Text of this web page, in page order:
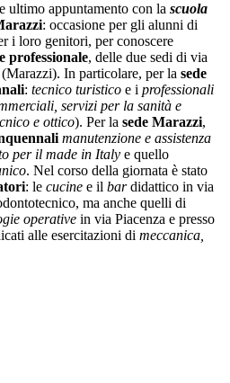
ultimo appuntamento con la scuola
: occasione per gli alunni di
i loro genitori, per conoscere
professionale, delle due sedi di via
In particolare, per la sede
: tecnico turistico e i professionali
servizi per la sanità e
e ottico). Per la sede Marazzi,
manutenzione e assistenza
per il made in Italy e quello
. Nel corso della giornata è stato
: le cucine e il bardidattico in via
ma anche quelli di
operative in via Piacenza e presso
alle esercitazioni di meccanica,